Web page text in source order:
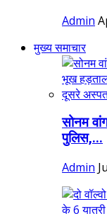
Admin
मुख्य समाचार
सोनम
पुलिस,...
Admin